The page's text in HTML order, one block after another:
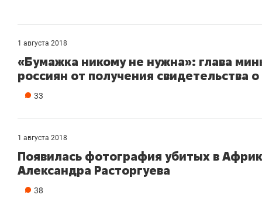
1 августа 2018
«Бумажка никому не нужна»: глава
россиян от получения свидетельства
33
1 августа 2018
Появилась фотография убитых в
Александра Расторгуева
38